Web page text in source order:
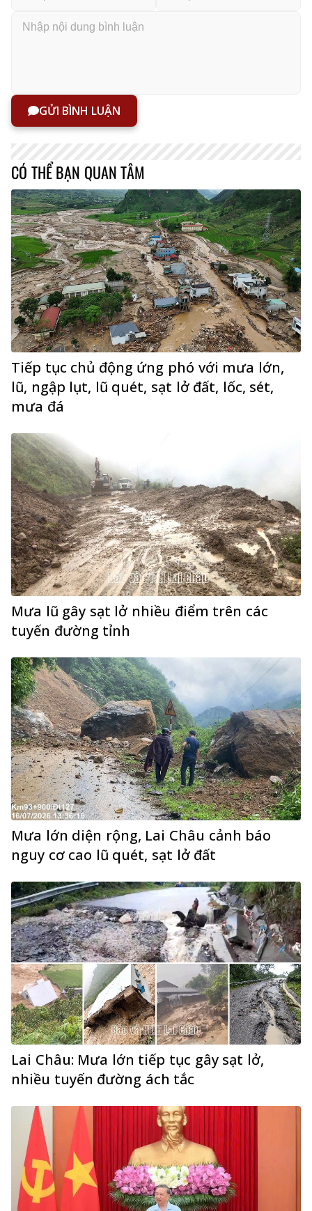
GỬI BÌNH LUẬN
CÓ THỂ BẠN QUAN TÂM
Tiếp tục chủ động ứng phó với mưa lớn,
lũ, ngập lụt, lũ quét, sạt lở đất, lốc, sét,
mưa đá
Mưa lũ gây sạt lở nhiều điểm trên các
tuyến đường tỉnh
Mưa lớn diện rộng, Lai Châu cảnh báo
nguy cơ cao lũ quét, sạt lở đất
Lai Châu: Mưa lớn tiếp tục gây sạt lở,
nhiều tuyến đường ách tắc